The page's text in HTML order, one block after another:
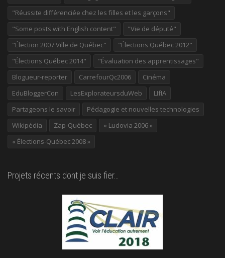
"Réussite différenciée chez les filles et les garçons"
"Some posts with English content"
"Vie de député"
"Élection 2007 Ville de Québec"
"Élections Québec 2012"
"Élections Québec 2014"
"Évaluation des apprentissages"
Blogueur-reporter
CarrefourQc2006
Cinéma
EduBloggerCon
LesExplorateursduWeb
LIfIA
Partageons le savoir
Pédagogie et nouvelles technologies
Wikipédia
Zap-Québec
« Ludovia 2006 »
« Élections-Québec 2008 »
Projets récents dont je suis fier…